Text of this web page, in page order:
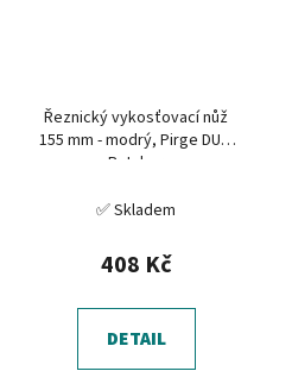
Řeznický vykosťovací nůž
155 mm - modrý, Pirge DUO
Butcher
✅ Skladem
408 Kč
DETAIL